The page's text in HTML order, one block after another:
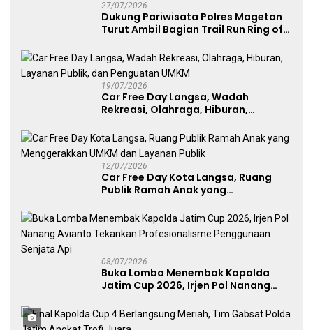
27/07/2026
Dukung Pariwisata Polres Magetan
Turut Ambil Bagian Trail Run Ring of
19/07/2026
Car Free Day Langsa, Wadah
Rekreasi, Olahraga, Hiburan,
UMKM
12/07/2026
Car Free Day Kota Langsa, Ruang
Publik Ramah Anak yang
Publik
08/07/2026
Buka Lomba Menembak Kapolda
Jatim Cup 2026, Irjen Pol Nanang
Penggunaan Senjata Api